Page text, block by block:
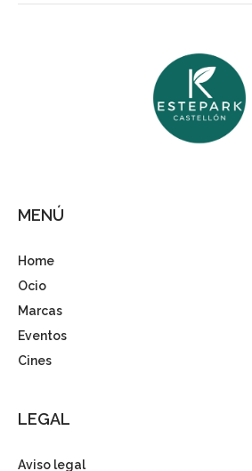
MENÚ
Home
Ocio
Marcas
Eventos
Cines
LEGAL
Aviso legal